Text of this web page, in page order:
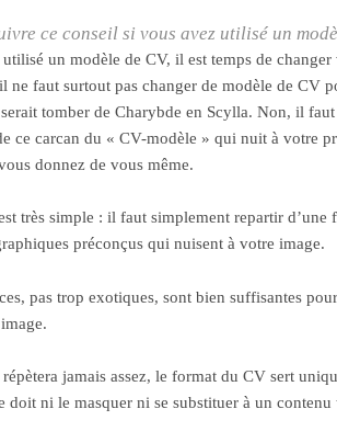
ce conseil si vous avez utilisé un
un modèle de CV, il est temps de
ne faut surtout pas changer de modèle de CV
tomber de Charybde en Scylla. Non, il
ce carcan du « CV-modèle » qui nuit à votre
donnez de vous même.
très simple : il faut simplement repartir
préconçus qui nuisent à votre image.
pas trop exotiques, sont bien suffisantes
jamais assez, le format du CV sert
doit ni le masquer ni se substituer à un